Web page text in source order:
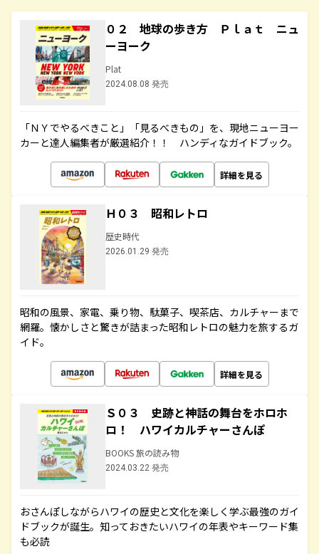
０２ 地球の歩き方 Ｐｌａｔ ニュ
ーヨーク
Plat
2024.08.08 発売
「ＮＹでやるべきこと」「見るべきもの」を、現地ニューヨー
カーと達人編集者が厳選紹介！！ ハンディなガイドブック。
詳細を見る
Ｈ０３ 昭和レトロ
歴史時代
2026.01.29 発売
昭和の風景、家電、乗り物、駄菓子、喫茶店、カルチャーまで
網羅。懐かしさと驚きが詰まった昭和レトロの魅力を旅するガ
イド。
詳細を見る
Ｓ０３ 史跡と神話の舞台をホロホ
ロ！ ハワイカルチャーさんぽ
BOOKS 旅の読み物
2024.03.22 発売
おさんぽしながらハワイの歴史と文化を楽しく学ぶ最強のガイ
ドブックが誕生。知っておきたいハワイの年表やキーワード集
も必読